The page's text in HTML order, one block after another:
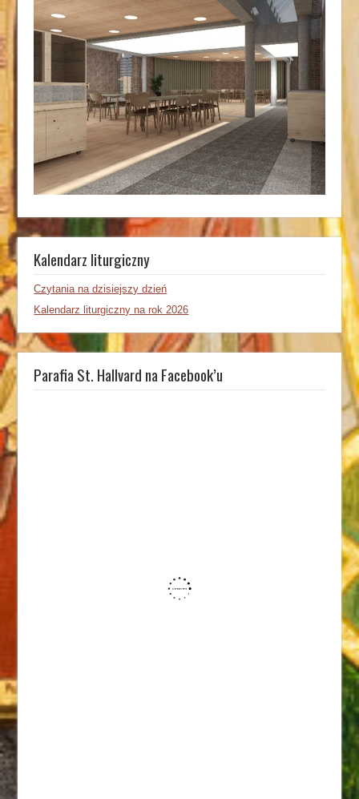
Kalendarz liturgiczny
Czytania na dzisiejszy dzień
Kalendarz liturgiczny na rok 2026
Parafia St. Hallvard na Facebook’u